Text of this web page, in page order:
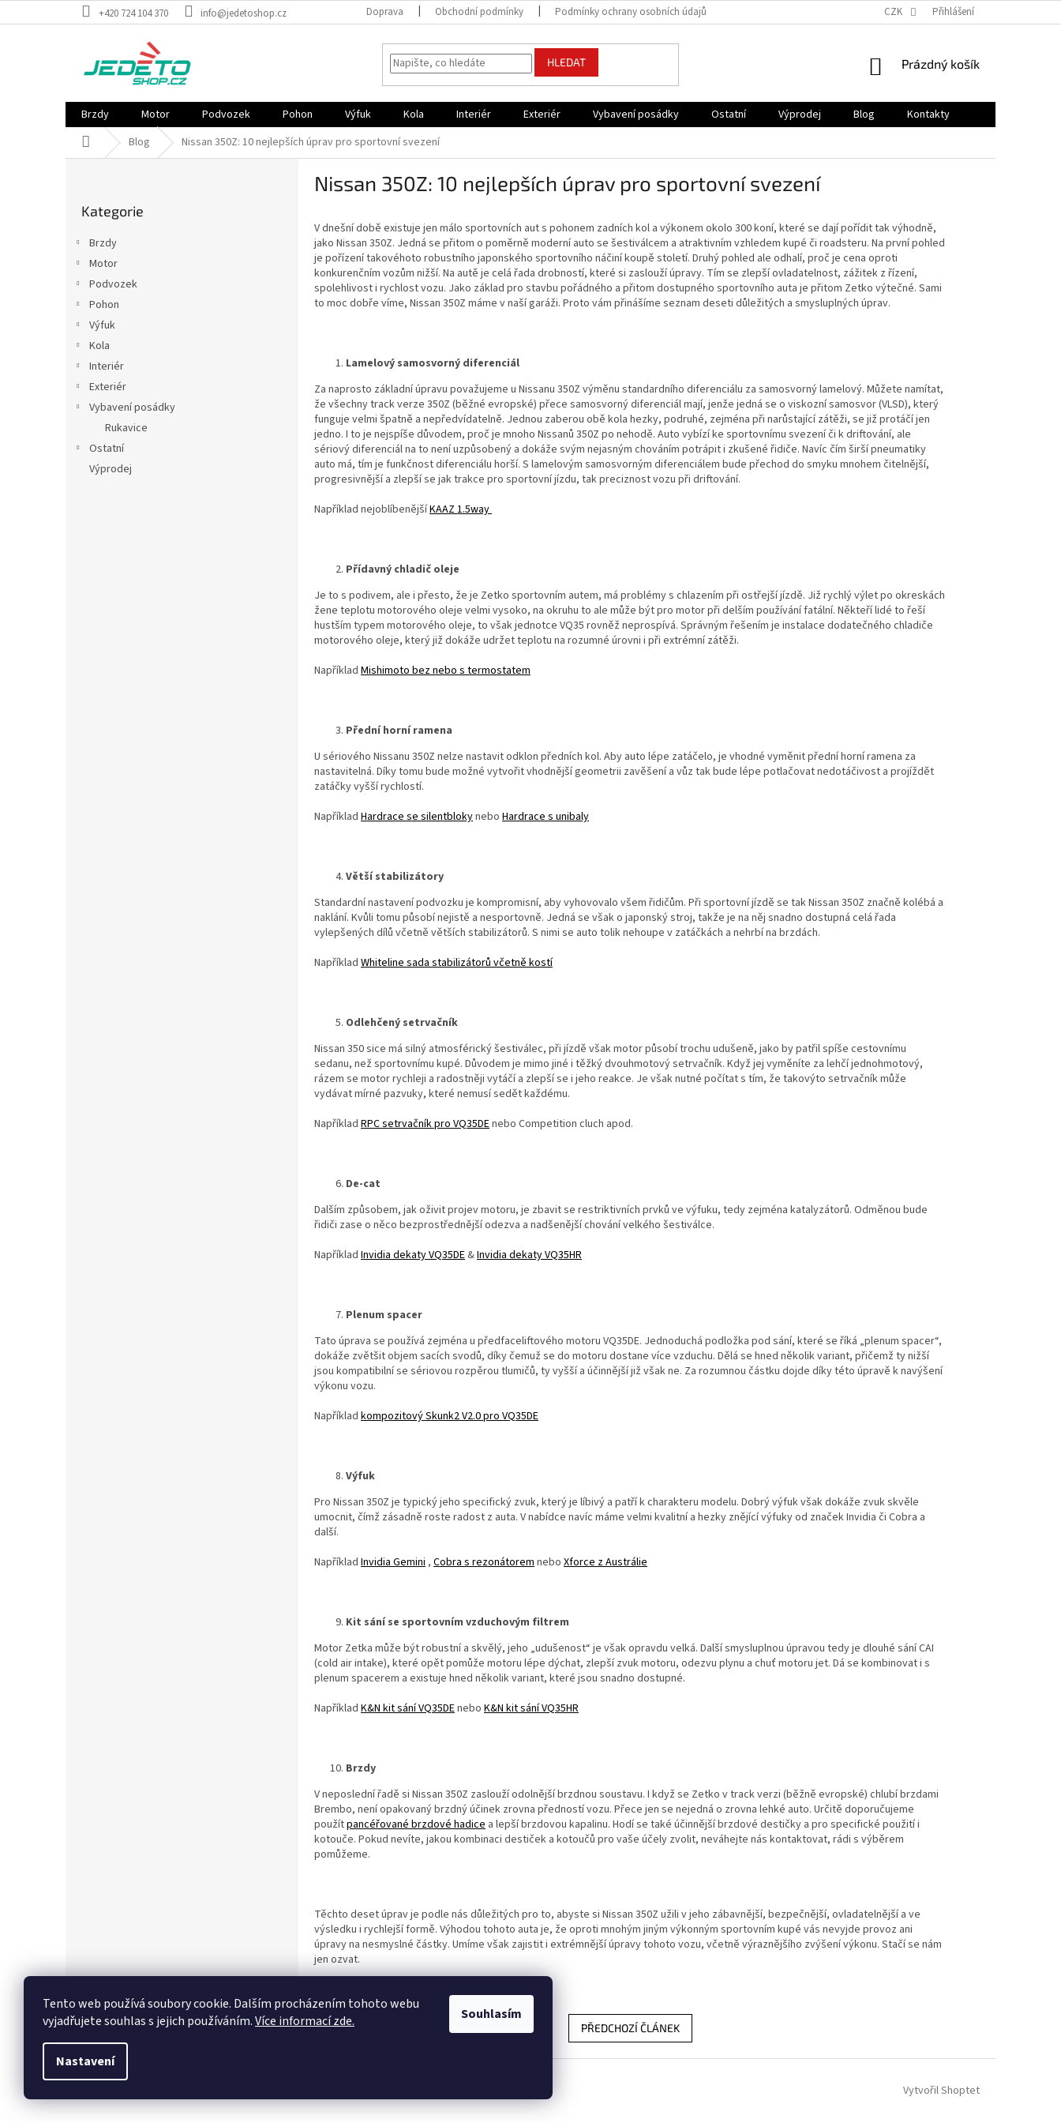
Tento web používá soubory cookie. Dalším procházením tohoto webu
vyjadřujete souhlas s jejich používáním.Více informací zde.
Nastavení
Souhlasím
na
+420 724 104 370 info@jedetoshop.cz Doprava Obchodní podmínky Podmínky ochrany osobních údajů CZK Přihlášení
HLEDAT
NÁKUPNÍ
Prázdný košík
Brzdy Motor Podvozek Pohon Výfuk Kola Interiér Exteriér Vybavení posádky Ostatní Výprodej Blog
Kontakty
Domů Blog Nissan 350Z: 10 nejlepších úprav pro sportovní svezení
kategorie
Kategorie
Brzdy
Motor
Podvozek
Pohon
Výfuk
Kola
Interiér
Exteriér
Vybavení posádky
Rukavice
Ostatní
Výprodej
Nissan 350Z: 10 nejlepších úprav pro sportovní svezení
V dnešní době existuje jen málo sportovních aut s pohonem zadních kol a výkonem okolo 300 koní, které se dají pořídit tak výhodně,
jako Nissan 350Z. Jedná se přitom o poměrně moderní auto se šestiválcem a atraktivním vzhledem kupé či roadsteru. Na první pohled
je pořízení takovéhoto robustního japonského sportovního náčiní koupě století. Druhý pohled ale odhalí, proč je cena oproti
konkurenčním vozům nižší. Na autě je celá řada drobností, které si zaslouží úpravy. Tím se zlepší ovladatelnost, zážitek z řízení,
spolehlivost i rychlost vozu. Jako základ pro stavbu pořádného a přitom dostupného sportovního auta je přitom Zetko výtečné. Sami
to moc dobře víme, Nissan 350Z máme v naší garáži. Proto vám přinášíme seznam deseti důležitých a smysluplných úprav.
Lamelový samosvorný diferenciál
Za naprosto základní úpravu považujeme u Nissanu 350Z výměnu standardního diferenciálu za samosvorný lamelový. Můžete namítat,
že všechny track verze 350Z (běžné evropské) přece samosvorný diferenciál mají, jenže jedná se o viskozní samosvor (VLSD), který
funguje velmi špatně a nepředvídatelně. Jednou zaberou obě kola hezky, podruhé, zejména při narůstající zátěži, se již protáčí jen
jedno. I to je nejspíše důvodem, proč je mnoho Nissanů 350Z po nehodě. Auto vybízí ke sportovnímu svezení či k driftování, ale
sériový diferenciál na to není uzpůsobený a dokáže svým nejasným chováním potrápit i zkušené řidiče. Navíc čím širší pneumatiky
auto má, tím je funkčnost diferenciálu horší. S lamelovým samosvorným diferenciálem bude přechod do smyku mnohem čitelnější,
progresivnější a zlepší se jak trakce pro sportovní jízdu, tak preciznost vozu při driftování.
Například nejoblíbenějšíKAAZ 1.5way
Přídavný chladič oleje
Je to s podivem, ale i přesto, že je Zetko sportovním autem, má problémy s chlazením při ostřejší jízdě. Již rychlý výlet po okreskách
žene teplotu motorového oleje velmi vysoko, na okruhu to ale může být pro motor při delším používání fatální. Někteří lidé to řeší
hustším typem motorového oleje, to však jednotce VQ35 rovněž neprospívá. Správným řešením je instalace dodatečného chladiče
motorového oleje, který již dokáže udržet teplotu na rozumné úrovni i při extrémní zátěži.
Například Mishimoto bez nebo s termostatem
Přední horní ramena
U sériového Nissanu 350Z nelze nastavit odklon předních kol. Aby auto lépe zatáčelo, je vhodné vyměnit přední horní ramena za
nastavitelná. Díky tomu bude možné vytvořit vhodnější geometrii zavěšení a vůz tak bude lépe potlačovat nedotáčivost a projíždět
zatáčky vyšší rychlostí.
Například Hardrace se silentblokynebo Hardrace s unibaly
Větší stabilizátory
Standardní nastavení podvozku je kompromisní, aby vyhovovalo všem řidičům. Při sportovní jízdě se tak Nissan 350Z značně kolébá a
naklání. Kvůli tomu působí nejistě a nesportovně. Jedná se však o japonský stroj, takže je na něj snadno dostupná celá řada
vylepšených dílů včetně větších stabilizátorů. S nimi se auto tolik nehoupe v zatáčkách a nehrbí na brzdách.
Například Whiteline sada stabilizátorů včetně kostí
Odlehčený setrvačník
Nissan 350 sice má silný atmosférický šestiválec, při jízdě však motor působí trochu udušeně, jako by patřil spíše cestovnímu
sedanu, než sportovnímu kupé. Důvodem je mimo jiné i těžký dvouhmotový setrvačník. Když jej vyměníte za lehčí jednohmotový,
rázem se motor rychleji a radostněji vytáčí a zlepší se i jeho reakce. Je však nutné počítat s tím, že takovýto setrvačník může
vydávat mírné pazvuky, které nemusí sedět každému.
Například RPC setrvačník pro VQ35DEnebo Competition cluch apod.
De-cat
Dalším způsobem, jak oživit projev motoru, je zbavit se restriktivních prvků ve výfuku, tedy zejména katalyzátorů. Odměnou bude
řidiči zase o něco bezprostřednější odezva a nadšenější chování velkého šestiválce.
Například Invidia dekaty VQ35DE&Invidia dekaty VQ35HR
Plenum spacer
Tato úprava se používá zejména u předfaceliftového motoru VQ35DE. Jednoduchá podložka pod sání, které se říká „plenum spacer“,
dokáže zvětšit objem sacích svodů, díky čemuž se do motoru dostane více vzduchu. Dělá se hned několik variant, přičemž ty nižší
jsou kompatibilní se sériovou rozpěrou tlumičů, ty vyšší a účinnější již však ne. Za rozumnou částku dojde díky této úpravě k navýšení
výkonu vozu.
Například kompozitový Skunk2 V2.0 pro VQ35DE
Výfuk
Pro Nissan 350Z je typický jeho specifický zvuk, který je líbivý a patří k charakteru modelu. Dobrý výfuk však dokáže zvuk skvěle
umocnit, čímž zásadně roste radost z auta. V nabídce navíc máme velmi kvalitní a hezky znějící výfuky od značek Invidia či Cobra a
další.
Například Invidia Gemini, Cobra s rezonátoremnebo Xforce z Austrálie
Kit sání se sportovním vzduchovým filtrem
Motor Zetka může být robustní a skvělý, jeho „udušenost“ je však opravdu velká. Další smysluplnou úpravou tedy je dlouhé sání CAI
(cold air intake), které opět pomůže motoru lépe dýchat, zlepší zvuk motoru, odezvu plynu a chuť motoru jet. Dá se kombinovat i s
plenum spacerem a existuje hned několik variant, které jsou snadno dostupné.
Například K&N kit sání VQ35DEnebo K&N kit sání VQ35HR
Brzdy
V neposlední řadě si Nissan 350Z zaslouží odolnější brzdnou soustavu. I když se Zetko v track verzi (běžně evropské) chlubí brzdami
Brembo, není opakovaný brzdný účinek zrovna předností vozu. Přece jen se nejedná o zrovna lehké auto. Určitě doporučujeme
použítpancéřované brzdové hadice a lepší brzdovou kapalinu. Hodí se také účinnější brzdové destičky a pro specifické použití i
kotouče. Pokud nevíte, jakou kombinaci destiček a kotoučů pro vaše účely zvolit, neváhejte nás kontaktovat, rádi s výběrem
pomůžeme.
Těchto deset úprav je podle nás důležitých pro to, abyste si Nissan 350Z užili v jeho zábavnější, bezpečnější, ovladatelnější a ve
výsledku i rychlejší formě. Výhodou tohoto auta je, že oproti mnohým jiným výkonným sportovním kupé vás nevyjde provoz ani
úpravy na nesmyslné částky. Umíme však zajistit i extrémnější úpravy tohoto vozu, včetně výraznějšího zvýšení výkonu. Stačí se nám
jen ozvat.
PŘEDCHOZÍ ČLÁNEK
Vytvořil Shoptet